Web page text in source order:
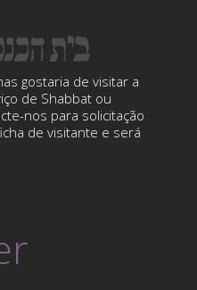
gostaria de visitar a
de Shabbat ou
nos para solicitação
de visitante e será